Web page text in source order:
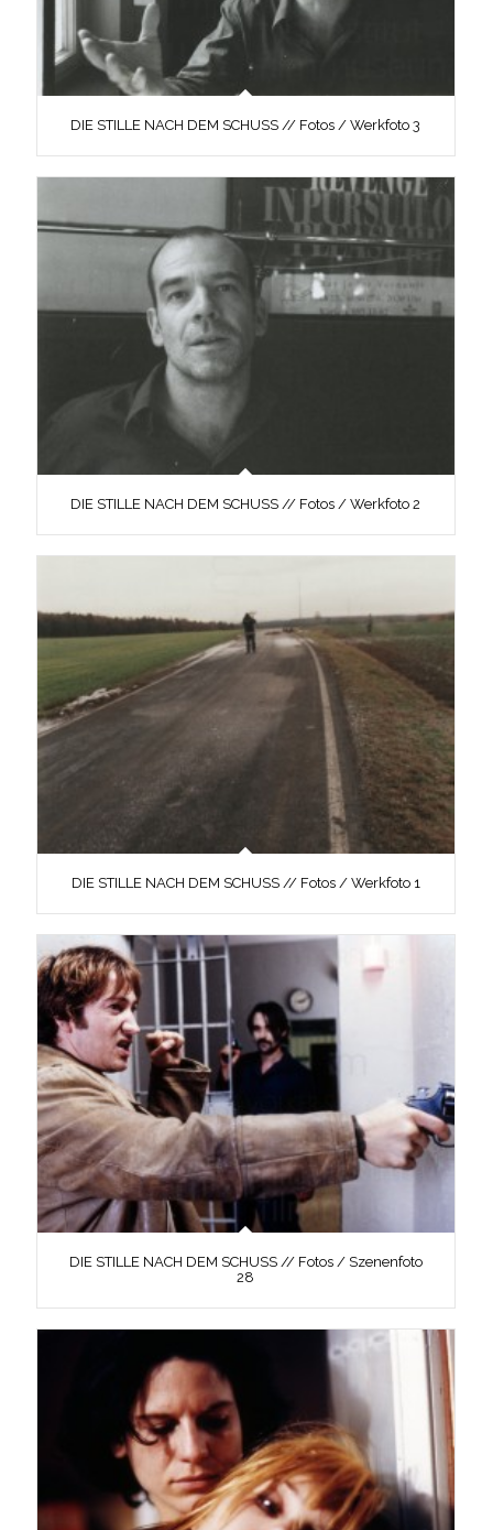
DIE STILLE NACH DEM SCHUSS // Fotos / Werkfoto 3
DIE STILLE NACH DEM SCHUSS // Fotos / Werkfoto 2
DIE STILLE NACH DEM SCHUSS // Fotos / Werkfoto 1
DIE STILLE NACH DEM SCHUSS // Fotos / Szenenfoto
28